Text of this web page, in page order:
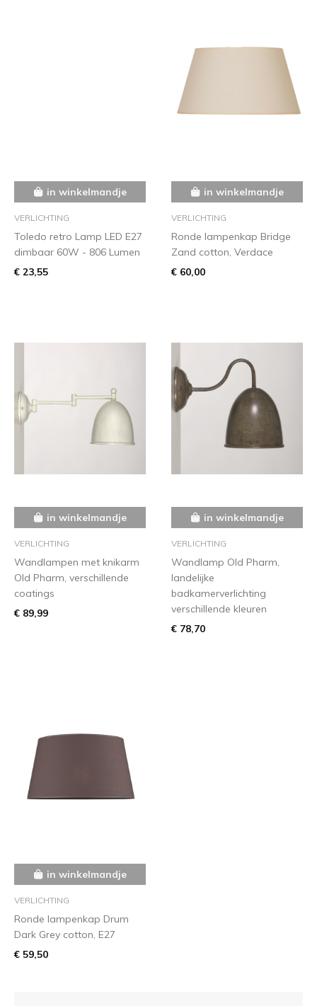
in winkelmandje
VERLICHTING
Toledo retro Lamp LED E27
dimbaar 60W - 806 Lumen
€ 23,55
in winkelmandje
VERLICHTING
Ronde lampenkap Bridge
Zand cotton, Verdace
€ 60,00
in winkelmandje
VERLICHTING
Wandlampen met knikarm
Old Pharm, verschillende
coatings
€ 89,99
in winkelmandje
VERLICHTING
Wandlamp Old Pharm,
landelijke
badkamerverlichting
verschillende kleuren
€ 78,70
in winkelmandje
VERLICHTING
Ronde lampenkap Drum
Dark Grey cotton, E27
€ 59,50